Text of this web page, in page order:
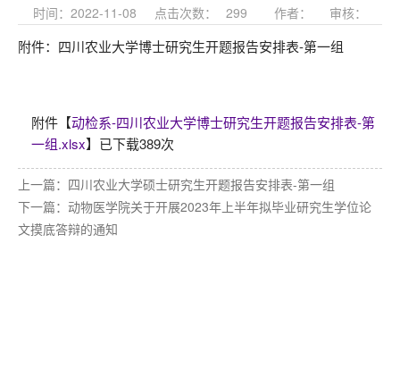
时间：2022-11-08 点击次数： 299 作者： 审核：
附件：四川农业大学博士研究生开题报告安排表-第一组
附件【动检系-四川农业大学博士研究生开题报告安排表-第
一组.xlsx】已下载389次
上一篇： 四川农业大学硕士研究生开题报告安排表-第一组
下一篇： 动物医学院关于开展2023年上半年拟毕业研究生学位论
文摸底答辩的通知